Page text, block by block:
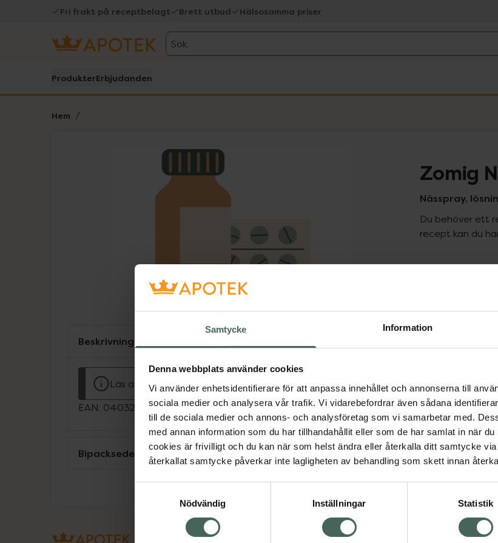
Samtycke Information
Denna webbplats använder cookies
Vi använder enhetsidentifierare för att anpassa innehållet och annonserna till
sociala medier och analysera vår trafik. Vi vidarebefordrar även sådana
till de sociala medier och annons- och analysföretag som vi samarbetar med.
med annan information som du har tillhandahållit eller som de har samlat in när
cookies är frivilligt och du kan när som helst ändra eller återkalla ditt samtycke
återkallat samtycke påverkar inte lagligheten av behandling som skett innan
Nödvändig
Inställningar Statistik
Fri frakt på receptbelagt Brett utbud Hälsosamma priser
Sök
ProdukterErbjudanden
Hem
Lista: . Innehåller 1 objekt. Zomig
Nässpray,
Du behöver ett
recept kan du
Fler produkter
Aktuella
Beskrivning
Läs alltid bipacksedeln innan användning.
EAN: 04032129076143
Bipacksedel från FASS Visa